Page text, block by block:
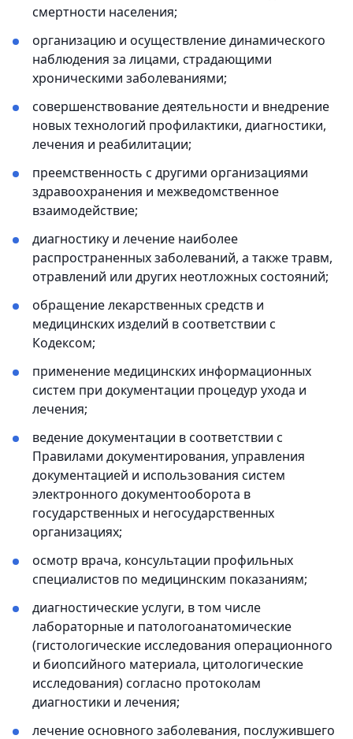
смертности населения;
организацию и осуществление динамического
наблюдения за лицами, страдающими
хроническими заболеваниями;
совершенствование деятельности и внедрение
новых технологий профилактики, диагностики,
лечения и реабилитации;
преемственность с другими организациями
здравоохранения и межведомственное
взаимодействие;
диагностику и лечение наиболее
распространенных заболеваний, а также травм,
отравлений или других неотложных состояний;
обращение лекарственных средств и
медицинских изделий в соответствии с
Кодексом;
применение медицинских информационных
систем при документации процедур ухода и
лечения;
ведение документации в соответствии с
Правилами документирования, управления
документацией и использования систем
электронного документооборота в
государственных и негосударственных
организациях;
осмотр врача, консультации профильных
специалистов по медицинским показаниям;
диагностические услуги, в том числе
лабораторные и патологоанатомические
(гистологические исследования операционного
и биопсийного материала, цитологические
исследования) согласно протоколам
диагностики и лечения;
лечение основного заболевания, послужившего